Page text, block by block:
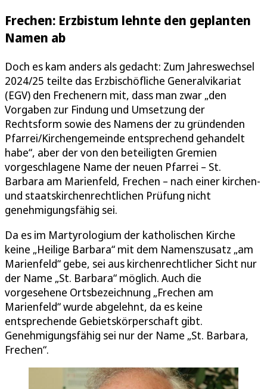
Frechen: Erzbistum lehnte den geplanten
Namen ab
Doch es kam anders als gedacht: Zum Jahreswechsel
2024/25 teilte das Erzbischöfliche Generalvikariat
(EGV) den Frechenern mit, dass man zwar „den
Vorgaben zur Findung und Umsetzung der
Rechtsform sowie des Namens der zu gründenden
Pfarrei/Kirchengemeinde entsprechend gehandelt
habe“, aber der von den beteiligten Gremien
vorgeschlagene Name der neuen Pfarrei – St.
Barbara am Marienfeld, Frechen – nach einer kirchen-
und staatskirchenrechtlichen Prüfung nicht
genehmigungsfähig sei.
Da es im Martyrologium der katholischen Kirche
keine „Heilige Barbara“ mit dem Namenszusatz „am
Marienfeld“ gebe, sei aus kirchenrechtlicher Sicht nur
der Name „St. Barbara“ möglich. Auch die
vorgesehene Ortsbezeichnung „Frechen am
Marienfeld“ wurde abgelehnt, da es keine
entsprechende Gebietskörperschaft gibt.
Genehmigungsfähig sei nur der Name „St. Barbara,
Frechen“.